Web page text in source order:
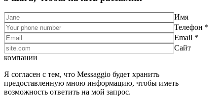
Имя
Телефон *
Email *
Сайт
компании
Я согласен с тем, что Messaggio будет хранить
предоставленную мною информацию, чтобы иметь
возможность ответить на мой запрос.